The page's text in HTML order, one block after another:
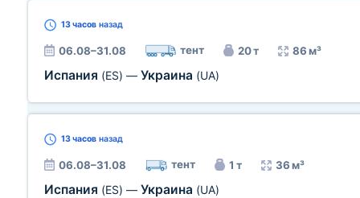
13 часов назад
06.08–31.08 тент 20 т 86 м³
Испания (ES) — Украина (UA)
13 часов назад
06.08–31.08 тент 1 т 36 м³
Испания (ES) — Украина (UA)